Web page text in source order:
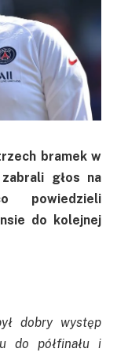
bramek w
głos na
powiedzieli
do kolejnej
dobry występ
do półfinału i